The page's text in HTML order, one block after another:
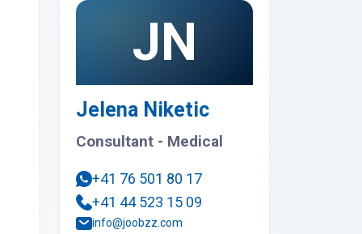
JN
Jelena Niketic
Consultant - Medical
+41 76 501 80 17
+41 44 523 15 09
info@joobzz.com